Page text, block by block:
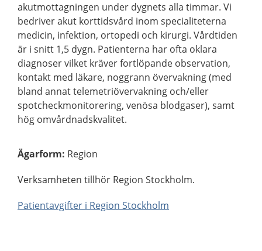
akutmottagningen under dygnets alla timmar. Vi
bedriver akut korttidsvård inom specialiteterna
medicin, infektion, ortopedi och kirurgi. Vårdtiden
är i snitt 1,5 dygn. Patienterna har ofta oklara
diagnoser vilket kräver fortlöpande observation,
kontakt med läkare, noggrann övervakning (med
bland annat telemetriövervakning och/eller
spotcheckmonitorering, venösa blodgaser), samt
hög omvårdnadskvalitet.
Ägarform: Region
Verksamheten tillhör Region Stockholm.
Patientavgifter i Region Stockholm